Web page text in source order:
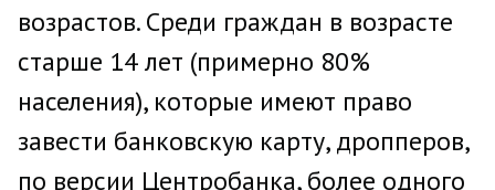
возрастов. Среди граждан в возрасте
старше 14 лет (примерно 80%
населения), которые имеют право
завести банковскую карту, дропперов,
по версии Центробанка, более одного